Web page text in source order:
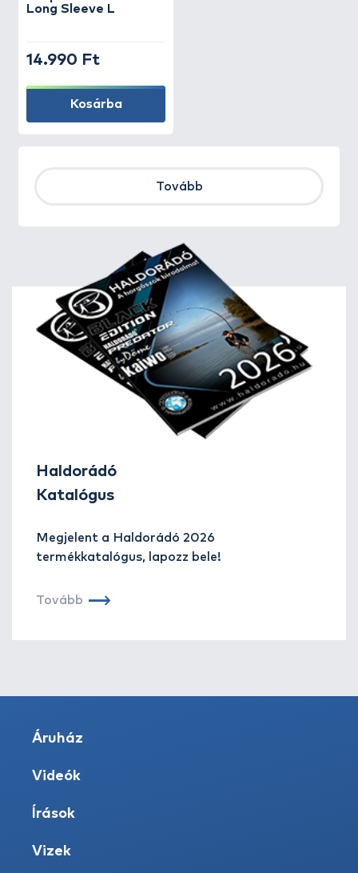
Long Sleeve L
14.990 Ft
Kosárba
Tovább
Haldorádó
Katalógus
Megjelent a Haldorádó 2026
termékkatalógus, lapozz bele!
Tovább
Áruház
Videók
Írások
Vizek